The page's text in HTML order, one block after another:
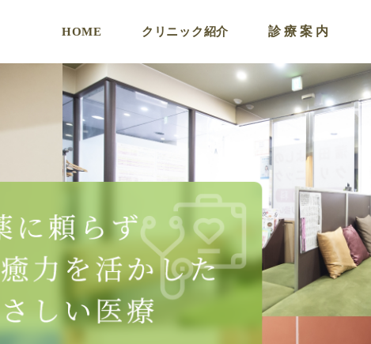
HOME クリニック紹介 診療案内
コロナ後遺症およびワ
クチン副反応外来
ラドン温浴
点滴療法
プラセンタ注射
がん検診プログラム
栄養療法･遅発型フー